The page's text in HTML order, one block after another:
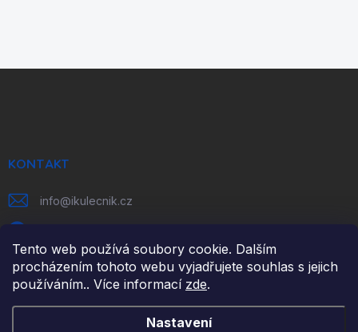
Tento web používá soubory cookie. Dalším
procházením tohoto webu vyjadřujete souhlas s jejich
používáním.. Více informací zde.
Nastavení
KONTAKT
info@ikulecnik.cz
DŮLEŽITÉ ODKAZY